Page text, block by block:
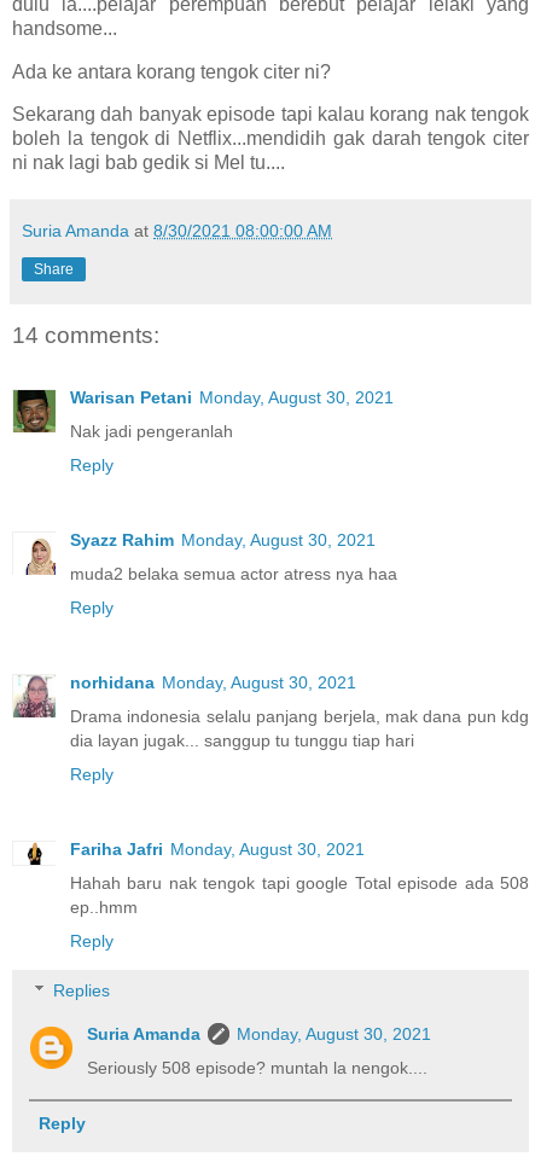
handsome...
Ada ke antara korang tengok citer ni?
Sekarang dah banyak episode tapi kalau korang nak tengok
boleh la tengok di Netflix...mendidih gak darah tengok citer
ni nak lagi bab gedik si Mel tu....
Suria Amanda at 8/30/2021 08:00:00 AM
Share
14 comments:
Warisan Petani Monday, August 30, 2021
Nak jadi pengeranlah
Reply
Syazz Rahim Monday, August 30, 2021
muda2 belaka semua actor atress nya haa
Reply
norhidana Monday, August 30, 2021
Drama indonesia selalu panjang berjela, mak dana pun kdg
dia layan jugak... sanggup tu tunggu tiap hari
Reply
Fariha Jafri Monday, August 30, 2021
Hahah baru nak tengok tapi google Total episode ada 508
ep..hmm
Reply
Replies
Suria Amanda
Monday, August 30, 2021
Seriously 508 episode? muntah la nengok....
Reply